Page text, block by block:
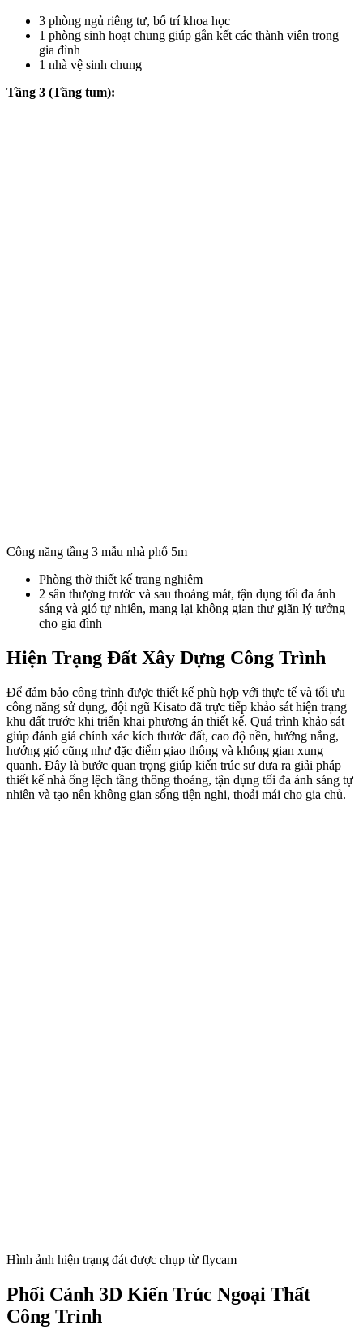
3 phòng ngủ riêng tư, bố trí khoa học
1 phòng sinh hoạt chung giúp gắn kết các thành viên trong
gia đình
1 nhà vệ sinh chung
Tầng 3 (Tầng tum):
Công năng tầng 3 mẫu nhà phố 5m
Phòng thờ thiết kế trang nghiêm
2 sân thượng trước và sau thoáng mát, tận dụng tối đa ánh
sáng và gió tự nhiên, mang lại không gian thư giãn lý tưởng
cho gia đình
Hiện Trạng Đất Xây Dựng Công Trình
Để đảm bảo công trình được thiết kế phù hợp với thực tế và tối ưu
công năng sử dụng, đội ngũ Kisato đã trực tiếp khảo sát hiện trạng
khu đất trước khi triển khai phương án thiết kế. Quá trình khảo sát
giúp đánh giá chính xác kích thước đất, cao độ nền, hướng nắng,
hướng gió cũng như đặc điểm giao thông và không gian xung
quanh. Đây là bước quan trọng giúp kiến trúc sư đưa ra giải pháp
thiết kế nhà ống lệch tầng thông thoáng, tận dụng tối đa ánh sáng tự
nhiên và tạo nên không gian sống tiện nghi, thoải mái cho gia chủ.
Hình ảnh hiện trạng đát được chụp từ flycam
Phối Cảnh 3D Kiến Trúc Ngoại Thất
Công Trình